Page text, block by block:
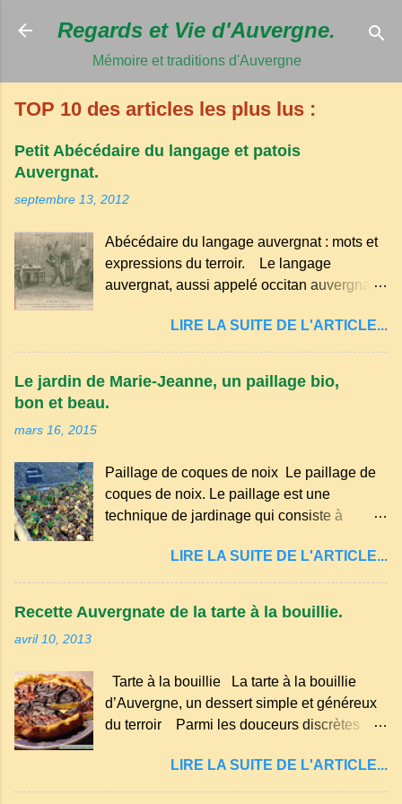
Accéder
Regards et Vie d'Auvergne.
Mémoire et traditions d'Auvergne
TOP 10 des articles les plus lus :
Petit Abécédaire du langage et patois
Auvergnat.
septembre 13, 2012
Abécédaire du langage auvergnat : mots et
expressions du terroir. Le langage
auvergnat, aussi appelé occitan auvergnat ,
principalement en Auvergne et dans
certaines parties du Massif central . Il
et est classé parmi les dialectes du nord-
Par exemple, on trouve des mots typiques
comme "agourer" (s'accroupir) ou "aze"
(âne, utilisé aussi pour désigner quelqu'un
Auvergne particulièrement du Puy-de-
Dôme . A Adrillier : arbres de la famille...
LIRE LA SUITE DE L'ARTICLE...
Le jardin de Marie-Jeanne, un paillage bio,
bon et beau.
mars 16, 2015
Paillage de coques de noix Le paillage de
coques de noix. Le paillage est une
technique de jardinage qui consiste à
organiques, minéraux ou synthétiques pour
le protéger et améliorer sa fertilité. Il
présente plusieurs avantages : Réduction
des arrosages : Le paillage limite
empêche la lumière d'atteindre le sol, ce qui
freine la germination des adventices.
Protection contre les intempéries : Il
chaleur excessive en été. Amélioration de la
structure du sol : Les paillis organiques se
LIRE LA SUITE DE L'ARTICLE...
Recette Auvergnate de la tarte à la bouillie.
avril 10, 2013
Tarte à la bouillie La tarte à la bouillie
d’Auvergne, un dessert simple et généreux
du terroir Parmi les douceurs discrètes
la tarte à la bouillie occupe une place à part.
Transmise de génération en génération, elle
LIRE LA SUITE DE L'ARTICLE...